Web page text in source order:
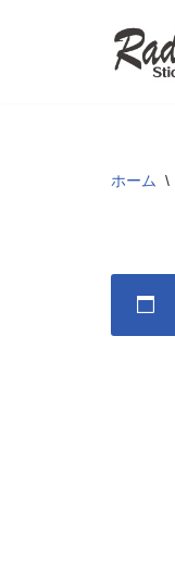
ホーム \